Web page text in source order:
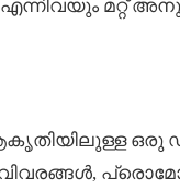
എന്നിവയും
ഒരു